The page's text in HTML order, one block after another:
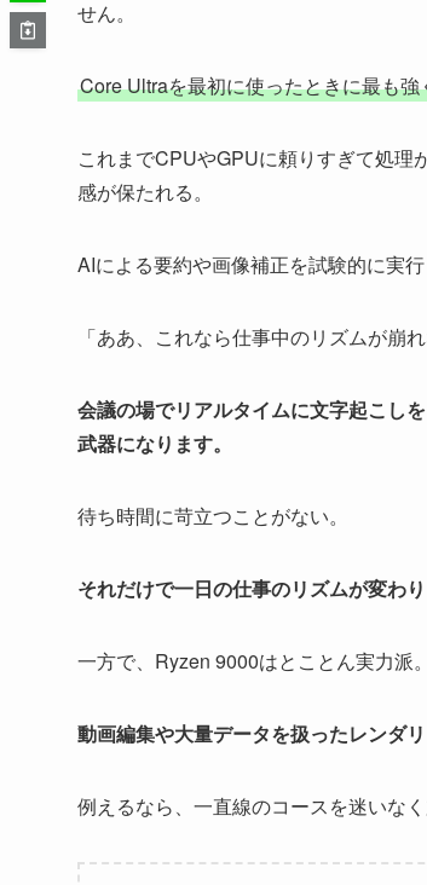
せん。
Core Ultraを最初に使ったときに最も
これまでCPUやGPUに頼りすぎて処理
感が保たれる。
AIによる要約や画像補正を試験的に実
「ああ、これなら仕事中のリズムが崩
会議の場でリアルタイムに文字起こし
武器になります。
待ち時間に苛立つことがない。
それだけで一日の仕事のリズムが変わり
一方で、Ryzen 9000はとことん実力派。
動画編集や大量データを扱ったレンダ
例えるなら、一直線のコースを迷いな